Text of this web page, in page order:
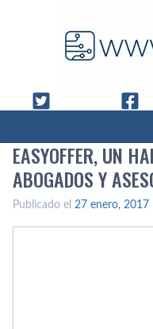
EASYOFFER, UN
ABOGADOS Y
Publicado el 27 enero, 2017